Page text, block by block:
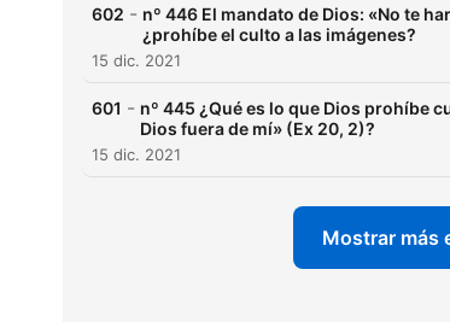
602 - nº 446 El mandato de Dios: «No te
¿prohíbe el culto a las imágenes?
15 dic. 2021
601 - nº 445 ¿Qué es lo que Dios prohíbe
Dios fuera de mí» (Ex 20, 2)?
15 dic. 2021
Mostrar más